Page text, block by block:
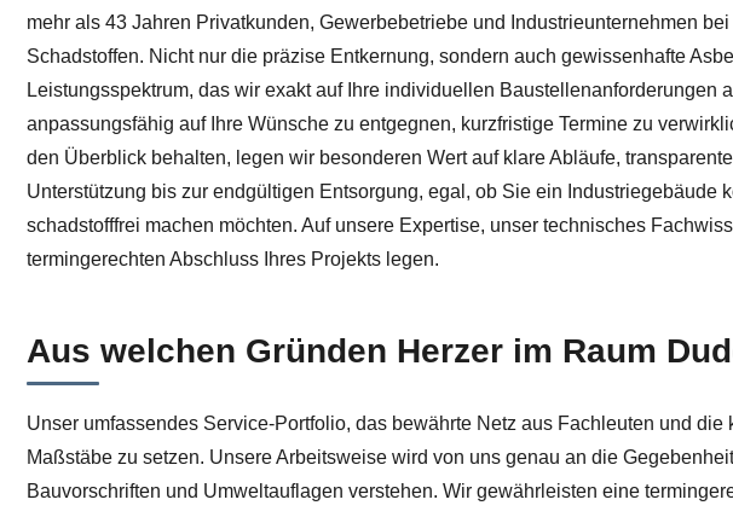
mehr als 43 Jahren Privatkunden, Gewerbebetriebe und Industrieunternehmen
Schadstoffen. Nicht nur die präzise Entkernung, sondern auch gewissenhafte
Leistungsspektrum, das wir exakt auf Ihre individuellen
anpassungsfähig auf Ihre Wünsche zu entgegnen, kurzfristige Termine zu
den Überblick behalten, legen wir besonderen Wert auf klare Abläufe,
Unterstützung bis zur endgültigen Entsorgung, egal, ob Sie ein
schadstofffrei machen möchten. Auf unsere Expertise, unser technisches
termingerechten Abschluss Ihres Projekts legen.
Aus welchen Gründen Herzer im Raum
Unser umfassendes Service-Portfolio, das bewährte Netz aus Fachleuten und
Maßstäbe zu setzen. Unsere Arbeitsweise wird von uns genau an die
Bauvorschriften und Umweltauflagen verstehen. Wir gewährleisten eine